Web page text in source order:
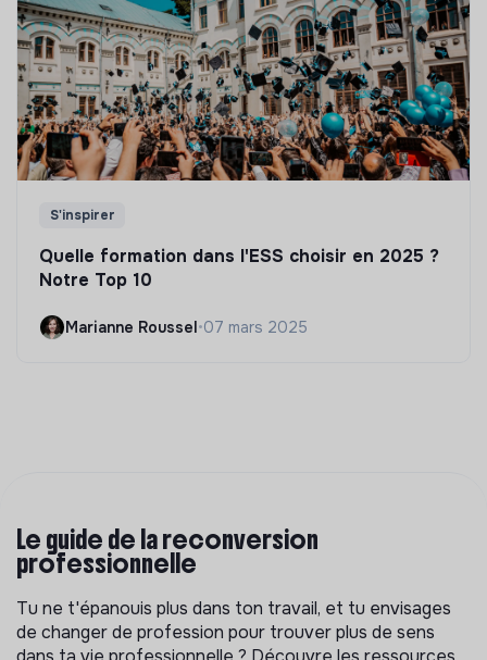
S'inspirer
Quelle formation dans l'ESS choisir en 2025 ?
Notre Top 10
Marianne Roussel•07 mars 2025
Le guide de la reconversion
professionnelle
Tu ne t'épanouis plus dans ton travail, et tu envisages
de changer de profession pour trouver plus de sens